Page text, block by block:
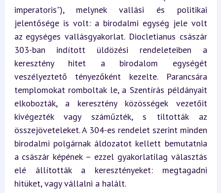
imperatoris"), melynek vallási és politikai
jelentősége is volt: a birodalmi egység jele volt
az egységes vallásgyakorlat. Diocletianus császár
303-ban indított üldözési rendeleteiben a
keresztény hitet a birodalom egységét
veszélyeztető tényezőként kezelte. Parancsára
templomokat romboltak le, a Szentírás példányait
elkobozták, a keresztény közösségek vezetőit
kivégezték vagy száműzték, s tiltották az
összejöveteleket. A 304-es rendelet szerint minden
birodalmi polgárnak áldozatot kellett bemutatnia
a császár képének – ezzel gyakorlatilag választás
elé állították a keresztényeket: megtagadni
hitüket, vagy vállalni a halált.